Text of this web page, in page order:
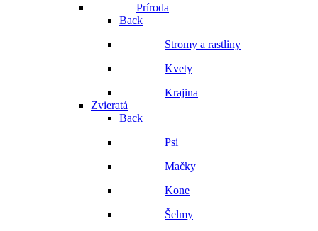
Príroda
Back
Stromy a rastliny
Kvety
Krajina
Zvieratá
Back
Psi
Mačky
Kone
Šelmy